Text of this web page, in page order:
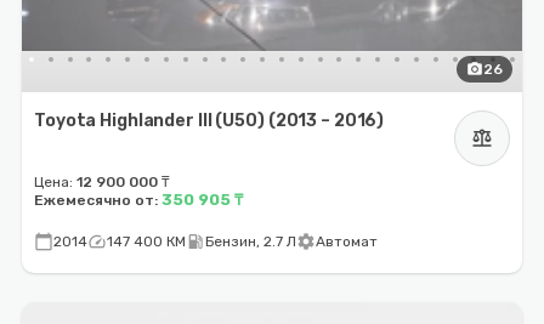
photo_camera26
Toyota Highlander III (U50) (2013 – 2016)
balance
Цена: 12 900 000 ₸
Ежемесячно от: 350 905 ₸
calendar_today2014speed147 400 КМ local_gas_stationБензин, 2.7 ЛsettingsАвтомат